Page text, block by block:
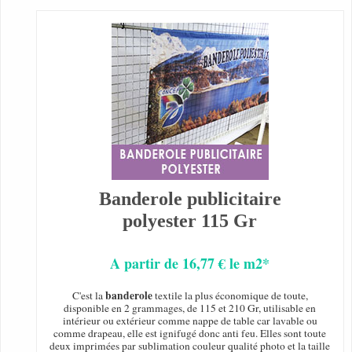
Banderole publicitaire
polyester 115 Gr
A partir de 16,77 € le m2*
C'est labanderoletextile la plus économique de toute,
disponible en 2 grammages, de 115 et 210 Gr, utilisable en
intérieur ou extérieur comme nappe de table car lavable ou
comme drapeau, elle est ignifugé donc anti feu. Elles sont toute
deux imprimées par sublimation couleur qualité photo et la taille